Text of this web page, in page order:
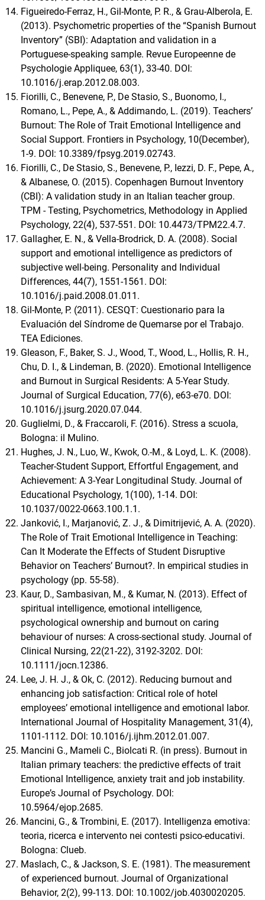
Figueiredo-Ferraz, H., Gil-Monte, P. R., & Grau-Alberola, E.
(2013). Psychometric properties of the “Spanish Burnout
Inventory” (SBI): Adaptation and validation in a
Portuguese-speaking sample. Revue Europeenne de
Psychologie Appliquee, 63(1), 33-40. DOI:
10.1016/j.erap.2012.08.003.
Fiorilli, C., Benevene, P., De Stasio, S., Buonomo, I.,
Romano, L., Pepe, A., & Addimando, L. (2019). Teachers’
Burnout: The Role of Trait Emotional Intelligence and
Social Support. Frontiers in Psychology, 10(December),
1-9. DOI: 10.3389/fpsyg.2019.02743.
Fiorilli, C., De Stasio, S., Benevene, P., Iezzi, D. F., Pepe, A.,
& Albanese, O. (2015). Copenhagen Burnout Inventory
(CBI): A validation study in an Italian teacher group.
TPM - Testing, Psychometrics, Methodology in Applied
Psychology, 22(4), 537-551. DOI: 10.4473/TPM22.4.7.
Gallagher, E. N., & Vella-Brodrick, D. A. (2008). Social
support and emotional intelligence as predictors of
subjective well-being. Personality and Individual
Differences, 44(7), 1551-1561. DOI:
10.1016/j.paid.2008.01.011.
Gil-Monte, P. (2011). CESQT: Cuestionario para la
Evaluación del Síndrome de Quemarse por el Trabajo.
TEA Ediciones.
Gleason, F., Baker, S. J., Wood, T., Wood, L., Hollis, R. H.,
Chu, D. I., & Lindeman, B. (2020). Emotional Intelligence
and Burnout in Surgical Residents: A 5-Year Study.
Journal of Surgical Education, 77(6), e63-e70. DOI:
10.1016/j.jsurg.2020.07.044.
Guglielmi, D., & Fraccaroli, F. (2016). Stress a scuola,
Bologna: il Mulino.
Hughes, J. N., Luo, W., Kwok, O.-M., & Loyd, L. K. (2008).
Teacher-Student Support, Effortful Engagement, and
Achievement: A 3-Year Longitudinal Study. Journal of
Educational Psychology, 1(100), 1-14. DOI:
10.1037/0022-0663.100.1.1.
Janković, I., Marjanović, Z. J., & Dimitrijević, A. A. (2020).
The Role of Trait Emotional Intelligence in Teaching:
Can It Moderate the Effects of Student Disruptive
Behavior on Teachers’ Burnout?. In empirical studies in
psychology (pp. 55-58).
Kaur, D., Sambasivan, M., & Kumar, N. (2013). Effect of
spiritual intelligence, emotional intelligence,
psychological ownership and burnout on caring
behaviour of nurses: A cross-sectional study. Journal of
Clinical Nursing, 22(21-22), 3192-3202. DOI:
10.1111/jocn.12386.
Lee, J. H. J., & Ok, C. (2012). Reducing burnout and
enhancing job satisfaction: Critical role of hotel
employees’ emotional intelligence and emotional labor.
International Journal of Hospitality Management, 31(4),
1101-1112. DOI: 10.1016/j.ijhm.2012.01.007.
Mancini G., Mameli C., Biolcati R. (in press). Burnout in
Italian primary teachers: the predictive effects of trait
Emotional Intelligence, anxiety trait and job instability.
Europeʼs Journal of Psychology. DOI:
10.5964/ejop.2685.
Mancini, G., & Trombini, E. (2017). Intelligenza emotiva:
teoria, ricerca e intervento nei contesti psico-educativi.
Bologna: Clueb.
Maslach, C., & Jackson, S. E. (1981). The measurement
of experienced burnout. Journal of Organizational
Behavior, 2(2), 99-113. DOI: 10.1002/job.4030020205.